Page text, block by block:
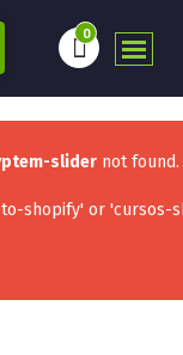
0
slider not found.
shopify' or